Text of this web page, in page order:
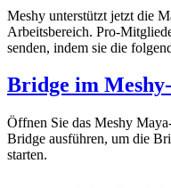
Meshy unterstützt jetzt die
Arbeitsbereich. Pro-
senden, indem sie die
Bridge im
Öffnen Sie das Meshy
Bridge ausführen, um die
starten.